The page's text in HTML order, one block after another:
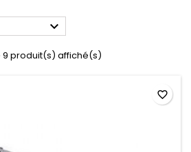

9 produit(s) affiché(s)
favorite_border